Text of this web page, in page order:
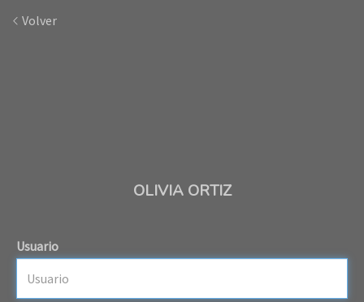
Volver
OLIVIA ORTIZ
Usuario